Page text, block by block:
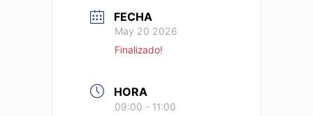
FECHA
May 20 2026
Finalizado!
HORA
09:00 - 11:00